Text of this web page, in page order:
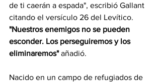
de ti caerán a espada", escribió Gallant
citando el versículo 26 del Levítico.
"Nuestros enemigos no se pueden
esconder. Los perseguiremos y los
eliminaremos" añadió.
Nacido en un campo de refugiados de